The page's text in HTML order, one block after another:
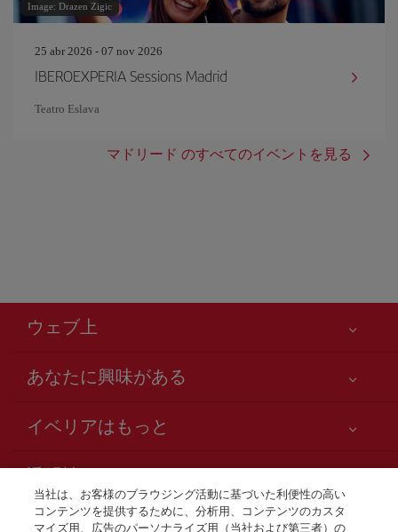
Image: Drazen Zigic
25 abr 2026 - 07 nov 2026
IBEROEXPERIA Sessions Madrid
Teatro Eslava
マドリード のすべてのイベントを見る
ウェブ上
あなたに興味がある
アクセシビリティの宣言
サービスのお約束
Iberia.com サイトマップ
イベリアはもっと
イベリアグループ
株主および投資家向け情報
透明性
利用規約
お電話での航空券販売
当社は、お客様のブラウジング活動に基づいた利便性の高い
コンテンツを提供するために、分析用、コンテンツのカスタ
マイズ用、広告のパーソナライズ用（当社および第三者）の